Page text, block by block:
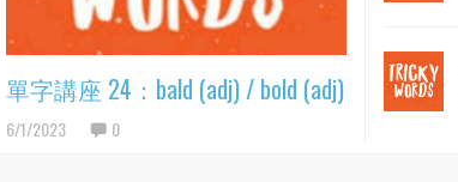
單字講座 24：bald (adj) / bold (adj)
6/1/2023 0